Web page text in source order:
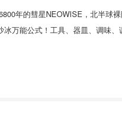
冰万能公式！工具、器皿、调味、